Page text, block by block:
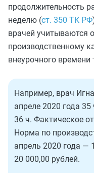
продолжительность
неделю (ст. 350 ТК РФ
врачей учитываются
производственному
внеурочного времени
Например, врач
апреле 2020 года
36 ч. Фактическое
Норма по
апрель 2020 года —
20 000,00 рублей.